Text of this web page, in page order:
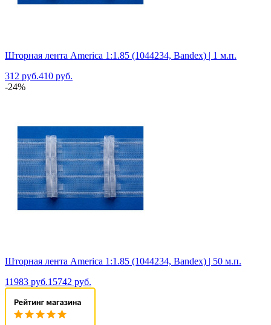
Шторная лента America 1:1.85 (1044234, Bandex) | 1 м.п.
312 руб.410 руб.
-24%
Шторная лента America 1:1.85 (1044234, Bandex) | 50 м.п.
11983 руб.15742 руб.